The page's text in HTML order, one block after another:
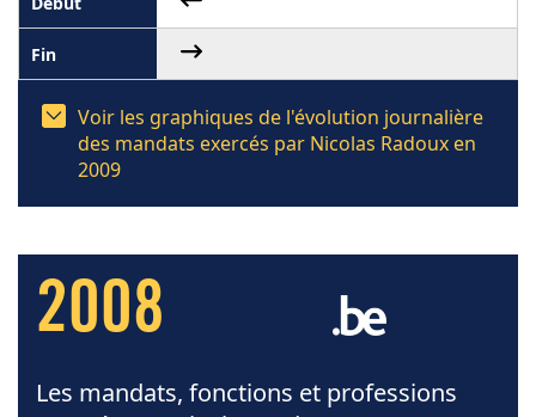
Voir les graphiques de l'évolution journalière
des mandats exercés par Nicolas Radoux en
2009
2008
Les mandats, fonctions et professions